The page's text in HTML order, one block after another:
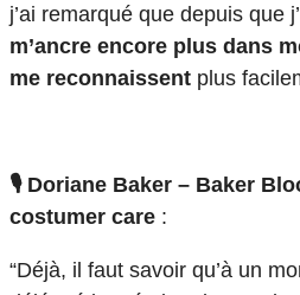
j’ai remarqué que depuis que
m’ancre encore plus dans
me reconnaissent plus
🎙️ Doriane Baker – Baker
costumer care :
“Déjà, il faut savoir qu’à un